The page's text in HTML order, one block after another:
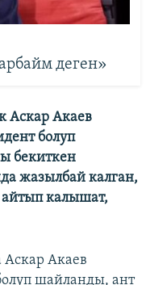
деген»
Аскар Акаев
болуп
бекиткен
жазылбай калган,
айтып калышат,
Аскар Акаев
шайланды, ант